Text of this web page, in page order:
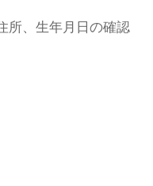
、生年月日の確認